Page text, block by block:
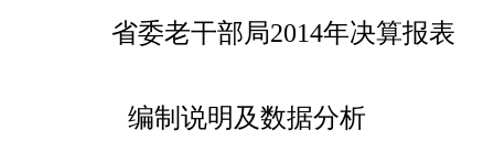
省委老干部局2014年决算报表
编制说明及数据分析